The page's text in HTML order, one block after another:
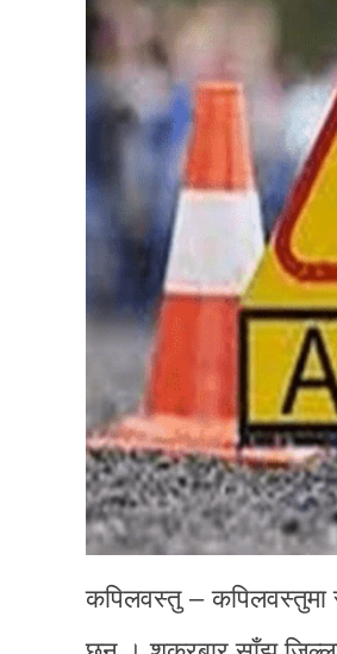
कपिलवस्तु – कपिलवस्तुमा